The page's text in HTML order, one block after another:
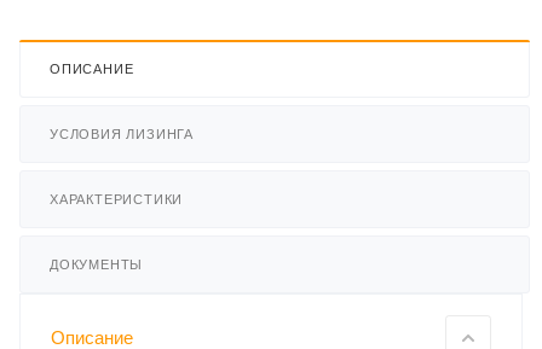
ОПИСАНИЕ
УСЛОВИЯ ЛИЗИНГА
ХАРАКТЕРИСТИКИ
ДОКУМЕНТЫ
Описание